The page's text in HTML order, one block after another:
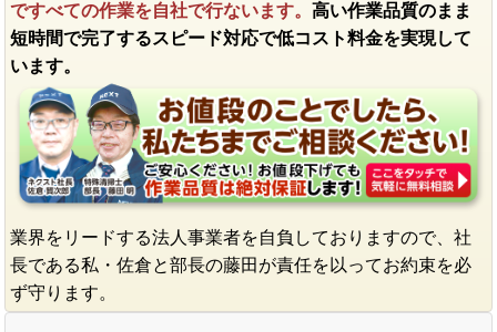
ですべての作業を自社で行ないます。高い作業品質のまま
短時間で完了するスピード対応で低コスト料金を実現して
います。
業界をリードする法人事業者を自負しておりますので、社
長である私・佐倉と部長の藤田が責任を以ってお約束を必
ず守ります。